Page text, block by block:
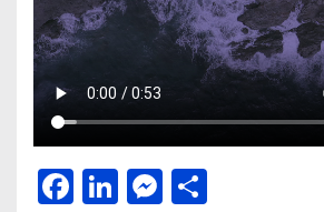
Facebook
LinkedIn
Messenger